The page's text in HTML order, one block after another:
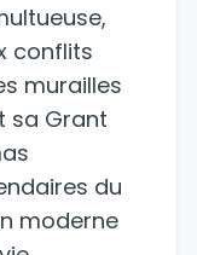
conflits
murailles
sa Grant
du
moderne